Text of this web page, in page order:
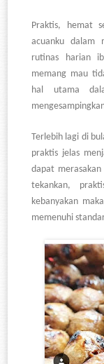
Praktis, hemat
acuanku dalam
rutinas harian
memang mau
hal utama
Terlebih lagi di
praktis jelas
dapat
tekankan,
kebanyakan
memenuhi